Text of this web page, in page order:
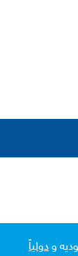
ودولياً